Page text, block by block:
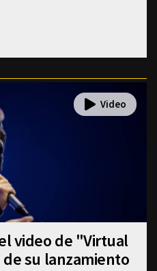
video de "Virtual
su lanzamiento